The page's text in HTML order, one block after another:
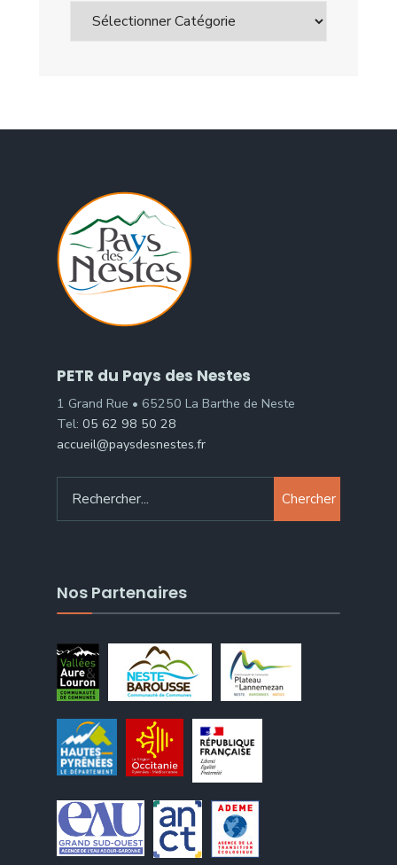
PETR du Pays des Nestes
1 Grand Rue • 65250 La Barthe de Neste
Tel: 05 62 98 50 28
accueil@paysdesnestes.fr
Chercher
Nos Partenaires